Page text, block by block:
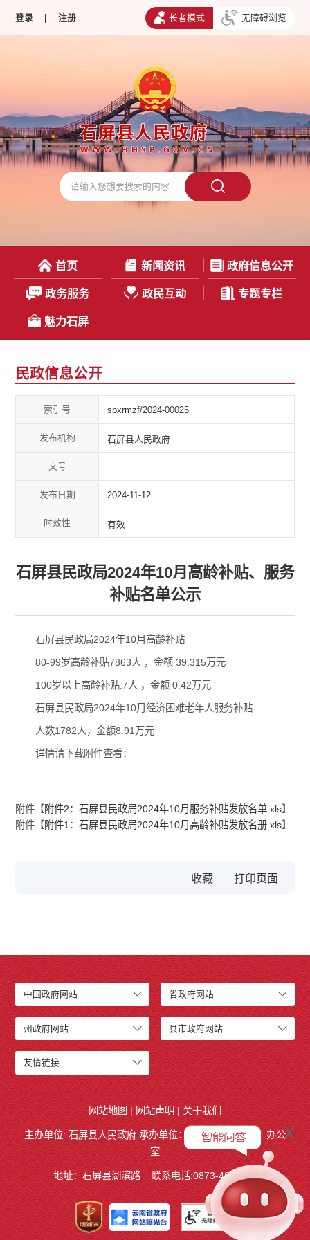
登录 | 注册 长者模式 无障碍浏览
首页 新闻资讯 政府信息公开
政务服务 政民互动 专题专栏
魅力石屏
民政信息公开
索引号 spxrmzf/2024-00025
发布机构 石屏县人民政府
文号
发布日期 2024-11-12
时效性 有效
石屏县民政局2024年10月高龄补贴、服务
补贴名单公示
石屏县民政局2024年10月高龄补贴
80-99岁高龄补贴7863人 ，金额 39.315万元
100岁以上高龄补贴:7人 ，金额 0.42万元
石屏县民政局2024年10月经济困难老年人服务补贴
人数1782人，金额8.91万元
详情请下载附件查看：
附件【附件2：石屏县民政局2024年10月服务补贴发放名单.xls】
附件【附件1：石屏县民政局2024年10月高龄补贴发放名册.xls】
收藏
中国政府网站 省政府网站
州政府网站 县市政府网站
友情链接
网站地图 | 网站声明 | 关于我们
主办单位: 石屏县人民政府 承办单位： 石屏县人民政府
办公
室
地址：石屏县湖滨路 联系电话:0873-4858140
x